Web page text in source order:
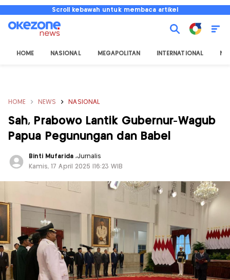
Scroll kebawah untuk membaca artikel
HOME NASIONAL MEGAPOLITAN INTERNATIONAL
HOME NEWS NASIONAL
Sah, Prabowo Lantik Gubernur-Wagub
Papua Pegunungan dan Babel
Binti Mufarida ,Jurnalis
Kamis, 17 April 2025 |16:23 WIB